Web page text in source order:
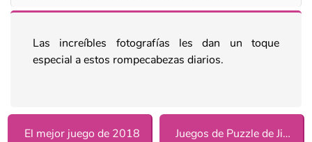
Las increíbles fotografías les dan un toque
especial a estos rompecabezas diarios.
El mejor juego de 2018 Juegos de Puzzle de Jigsaw